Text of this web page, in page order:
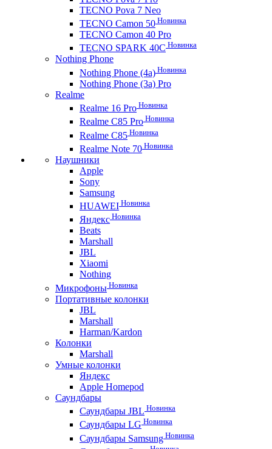
TECNO Pova 7 Neo
TECNO Camon 50 Новинка
TECNO Camon 40 Pro
TECNO SPARK 40C Новинка
Nothing Phone
Nothing Phone (4a) Новинка
Nothing Phone (3a) Pro
Realme
Realme 16 Pro Новинка
Realme C85 Pro Новинка
Realme C85 Новинка
Realme Note 70 Новинка
Наушники
Apple
Sony
Samsung
HUAWEI Новинка
Яндекс Новинка
Beats
Marshall
JBL
Xiaomi
Nothing
Микрофоны Новинка
Портативные колонки
JBL
Marshall
Harman/Kardon
Колонки
Marshall
Умные колонки
Яндекс
Apple Homepod
Саундбары
Саундбары JBL Новинка
Саундбары LG Новинка
Саундбары Samsung Новинка